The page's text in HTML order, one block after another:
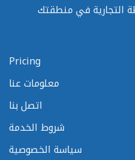
التجارية في منطقتك
Pricing
معلومات عنا
اتصل بنا
شروط الخدمة
سياسة الخصوصية